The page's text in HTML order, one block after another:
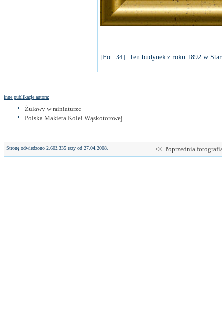
[Fot. 34] Ten budynek z roku 1892 w
inne publikacje autora:
Żuławy w miniaturze
Polska Makieta Kolei Wąskotorowej
Stronę odwiedzono 2.602.335 razy od 27.04.2008. << Poprzednia